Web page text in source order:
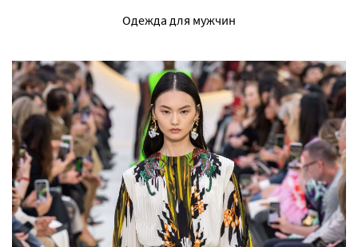
Одежда для мужчин